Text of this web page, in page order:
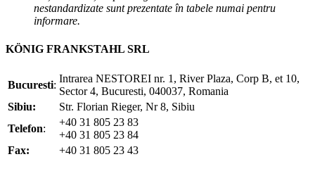
nestandardizate sunt prezentate în tabele numai pentru
informare.
KÖNIG FRANKSTAHL SRL
Bucuresti:
Intrarea NESTOREI nr. 1, River Plaza, Corp B, et 10,
Sector 4, Bucuresti, 040037, Romania
Sibiu:
Str. Florian Rieger, Nr 8, Sibiu
Telefon:
+40 31 805 23 83
+40 31 805 23 84
Fax:
+40 31 805 23 43